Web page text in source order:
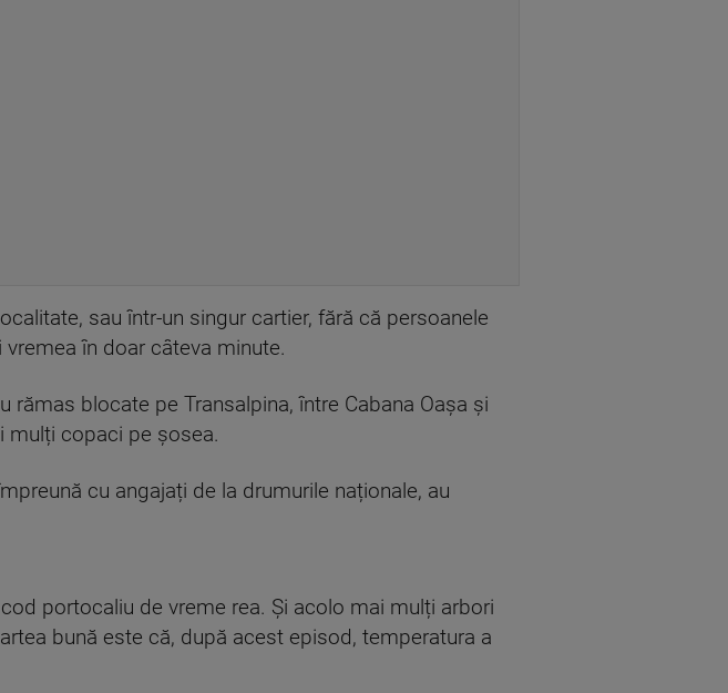
sau într-un singur cartier, fără că persoanele
în doar câteva minute.
rămas blocate pe Transalpina, între Cabana Oașa și
mulți copaci pe șosea.
cu angajați de la drumurile naționale, au
portocaliu de vreme rea. Și acolo mai mulți arbori
bună este că, după acest episod, temperatura a